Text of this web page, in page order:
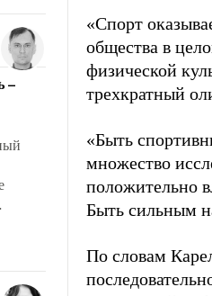
–
–
по
«Спорт
общества в
физической
трехкратный
«Быть
множество
положительно
Быть сильным
По словам